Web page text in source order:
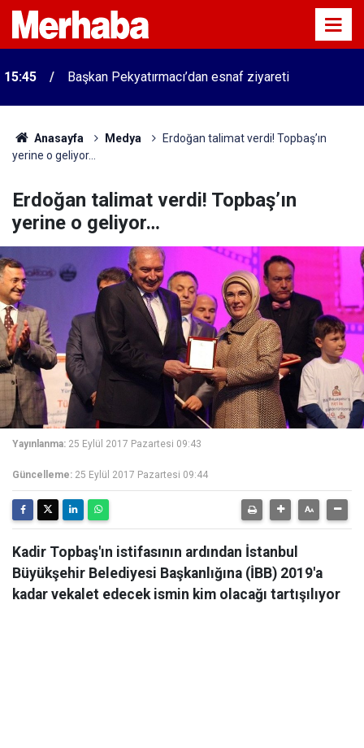
15:45 Başkan Pekyatırmacı’dan esnaf ziyareti
Anasayfa Medya
Erdoğan talimat verdi! Topbaş’ın
yerine o geliyor…
Erdoğan talimat verdi! Topbaş’ın
yerine o geliyor…
Yayınlanma: 25 Eylül 2017 Pazartesi 09:43
Güncelleme: 25 Eylül 2017 Pazartesi 09:44
Kadir Topbaş'ın istifasının ardından İstanbul
Büyükşehir Belediyesi Başkanlığına (İBB) 2019'a
kadar vekalet edecek ismin kim olacağı tartışılıyor